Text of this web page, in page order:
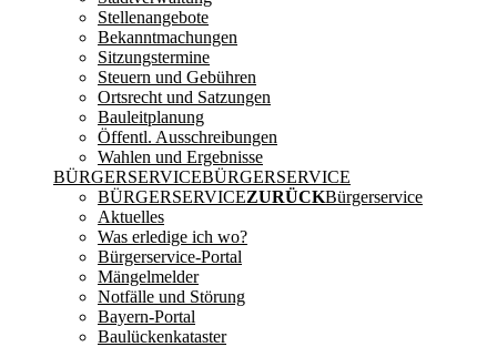
Stellenangebote
Bekanntmachungen
Sitzungstermine
Steuern und Gebühren
Ortsrecht und Satzungen
Bauleitplanung
Öffentl. Ausschreibungen
Wahlen und Ergebnisse
BÜRGERSERVICEBÜRGERSERVICE
BÜRGERSERVICEZURÜCKBürgerservice
Aktuelles
Was erledige ich wo?
Bürgerservice-Portal
Mängelmelder
Notfälle und Störung
Bayern-Portal
Baulückenkataster